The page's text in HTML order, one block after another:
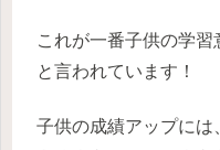
これが一番子供の学
と言われています！
子供の成績アップに